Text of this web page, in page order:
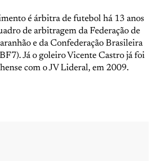
é árbitra de futebol há 13 anos
de arbitragem da Federação de
e da Confederação Brasileira
Já o goleiro Vicente Castro já foi
com o JV Lideral, em 2009.